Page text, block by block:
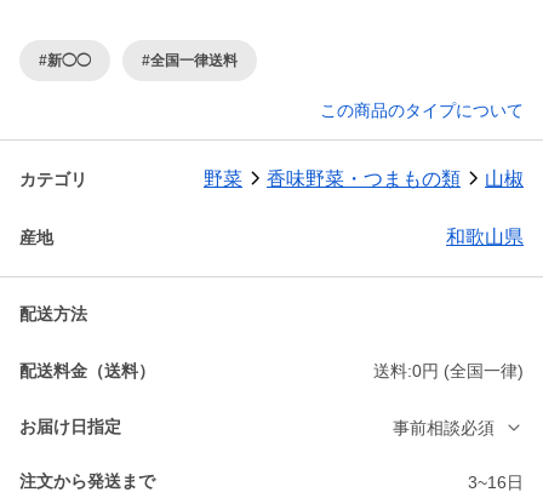
#新◯◯ #全国一律送料
この商品のタイプについて
カテゴリ 野菜 香味野菜・つまもの類 山椒
産地 和歌山県
配送方法
配送料金（送料） 送料:0円 (全国一律)
お届け日指定 事前相談必須
注文から発送まで 3~16日